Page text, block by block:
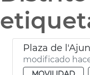
modificado